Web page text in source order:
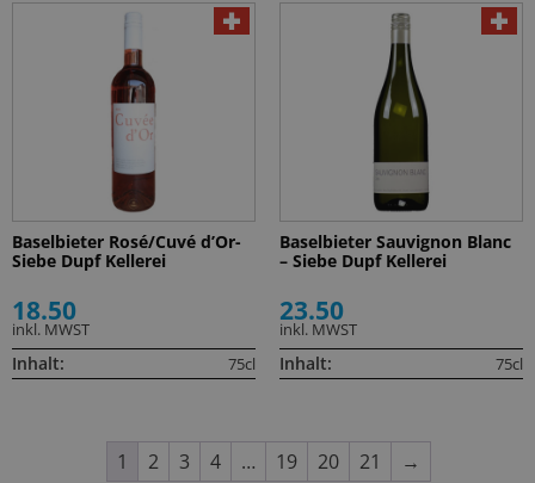
Baselbieter Rosé/Cuvé d’Or-
Siebe Dupf Kellerei
18.50
inkl. MWST
Inhalt: 75cl
Baselbieter Sauvignon Blanc
– Siebe Dupf Kellerei
23.50
inkl. MWST
Inhalt: 75cl
1 2 3 4 … 19 20 21 →